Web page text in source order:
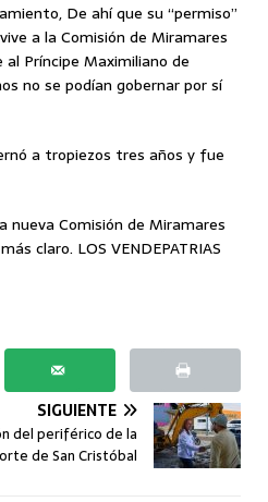
De ahí que su “permiso”
a la Comisión de Miramares
Príncipe Maximiliano de
no se podían gobernar por sí
a tropiezos tres años y fue
nueva Comisión de Miramares
claro. LOS VENDEPATRIAS
SIGUIENTE
del periférico de la
de San Cristóbal